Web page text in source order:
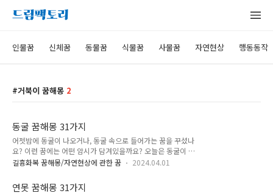
인물꿈 신체꿈 동물꿈 식물꿈 사물꿈 자연현상 행동동작
거북이 꿈해몽 2
동굴 꿈해몽 31가지
어젯밤에 동굴이 나오거나, 동굴 속으로 들어가는 꿈을 꾸셨나
요? 이런 꿈에는 어떤 암시가 담겨있을까요? 오늘은 동굴이 나
오는 꿈, 동굴에 들어가는 꿈, 동굴에서 물이 흐르는 꿈, 동굴이
동굴이 나오는 꿈 동굴에 들어가는 꿈 동굴에서 나오는 꿈 동굴
에 물이 흐르는 꿈 동굴이 무너지는 꿈 동굴에 꽃이 피어있는 꿈
길흉화복 꿈해몽/자연현상에 관한 꿈 2024.04.01
연못 꿈해몽 31가지